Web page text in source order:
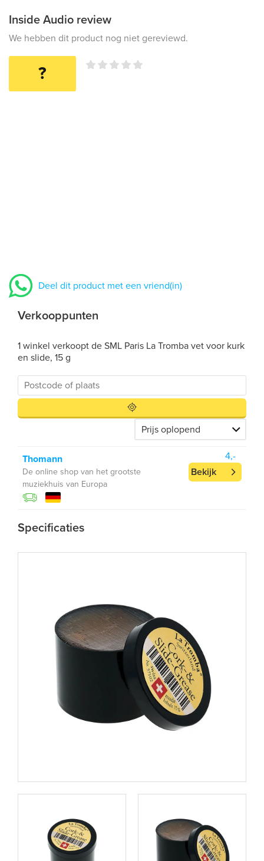
Inside Audio review
We hebben dit product nog niet gereviewd.
?
Deel dit product met een vriend(in)
Verkooppunten
1 winkel verkoopt de SML Paris La Tromba vet voor kurk
en slide, 15 g
Thomann
De online shop van het grootste
muziekhuis van Europa
4,-
Bekijk
Specificaties